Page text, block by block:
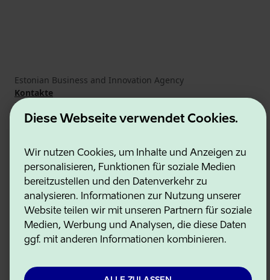
Diese Webseite verwendet Cookies.
Wir nutzen Cookies, um Inhalte und Anzeigen zu
personalisieren, Funktionen für soziale Medien
bereitzustellen und den Datenverkehr zu
analysieren. Informationen zur Nutzung unserer
Website teilen wir mit unseren Partnern für soziale
Medien, Werbung und Analysen, die diese Daten
ggf. mit anderen Informationen kombinieren.
Estonian Business and Innovation Agency
Kontakte
Kooperationspartner
Nutzungsbedingungen